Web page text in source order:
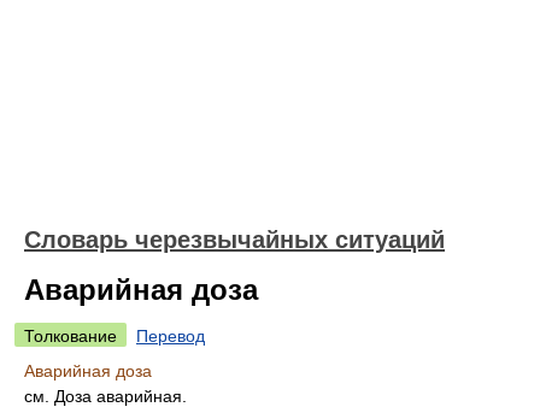
Словарь черезвычайных ситуаций
Аварийная доза
Толкование
Перевод
Аварийная доза
см. Доза аварийная.